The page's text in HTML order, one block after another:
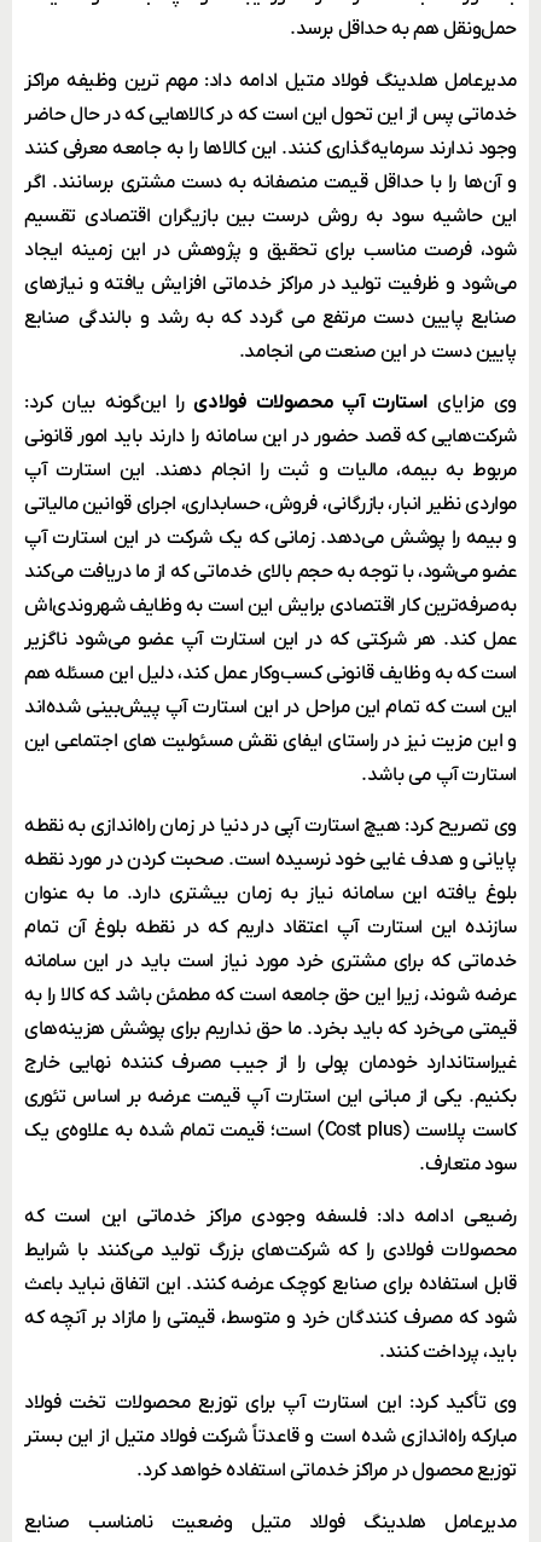
حمل‌ونقل هم به حداقل برسد.
مدیرعامل هلدینگ فولاد متیل ادامه داد: مهم ترین وظیفه مراکز
خدماتی پس از این تحول این است که در کالاهایی که در حال حاضر
وجود ندارند سرمایه‌گذاری کنند. این کالاها را به جامعه معرفی کنند
و آن‌ها را با حداقل قیمت منصفانه به دست مشتری برسانند. اگر
این حاشیه سود به روش درست بین بازیگران اقتصادی تقسیم
شود، فرصت مناسب برای تحقیق و پژوهش در این زمینه ایجاد
می‌شود و ظرفیت تولید در مراکز خدماتی افزایش یافته و نیازهای
صنایع پایین دست مرتفع می گردد که به رشد و بالندگی صنایع
پایین دست در این صنعت می انجامد.
وی مزایای استارت آپ محصولات فولادیرا این‌گونه بیان کرد:
شرکت‌هایی که قصد حضور در این سامانه را دارند باید امور قانونی
مربوط به بیمه، مالیات و ثبت را انجام دهند. این استارت آپ
مواردی نظیر انبار، بازرگانی، فروش، حسابداری، اجرای قوانین مالیاتی
و بیمه را پوشش می‌دهد. زمانی که یک شرکت در این استارت آپ
عضو می‌شود، با توجه به حجم بالای خدماتی که از ما دریافت می‌کند
به‌صرفه‌ترین کار اقتصادی برایش این است به وظایف شهروندی‌اش
عمل کند. هر شرکتی که در این استارت آپ عضو می‌شود ناگزیر
است که به وظایف قانونی کسب‌وکار عمل کند، دلیل این مسئله هم
این است که تمام این مراحل در این استارت آپ پیش‌بینی شده‌اند
و این مزیت نیز در راستای ایفای نقش مسئولیت های اجتماعی این
استارت آپ می باشد.
وی تصریح کرد: هیچ استارت آپی در دنیا در زمان راه‌اندازی به نقطه
پایانی و هدف غایی خود نرسیده است. صحبت کردن در مورد نقطه
بلوغ یافته این سامانه نیاز به زمان بیشتری دارد. ما به عنوان
سازنده این استارت آپ اعتقاد داریم که در نقطه بلوغ آن تمام
خدماتی که برای مشتری خرد مورد نیاز است باید در این سامانه
عرضه شوند، زیرا این حق جامعه است که مطمئن باشد که کالا را به
قیمتی می‌خرد که باید بخرد. ما حق نداریم برای پوشش هزینه‌های
غیراستاندارد خودمان پولی را از جیب مصرف کننده نهایی خارج
بکنیم. یکی از مبانی این استارت آپ قیمت عرضه بر اساس تئوری
کاست پلاست (Cost plus) است؛ قیمت تمام شده به علاوه‌ی یک
سود متعارف.
رضیعی ادامه داد: فلسفه وجودی مراکز خدماتی این است که
محصولات فولادی را که شرکت‌های بزرگ تولید می‌کنند با شرایط
قابل استفاده برای صنایع کوچک عرضه کنند. این اتفاق نباید باعث
شود که مصرف کنندگان خرد و متوسط، قیمتی را مازاد بر آنچه که
باید، پرداخت کنند.
وی تأکید کرد: این استارت آپ برای توزیع محصولات تخت فولاد
مبارکه راه‌اندازی شده است و قاعدتاً شرکت فولاد متیل از این بستر
توزیع محصول در مراکز خدماتی استفاده خواهد کرد.
مدیرعامل هلدینگ فولاد متیل وضعیت نامناسب صنایع